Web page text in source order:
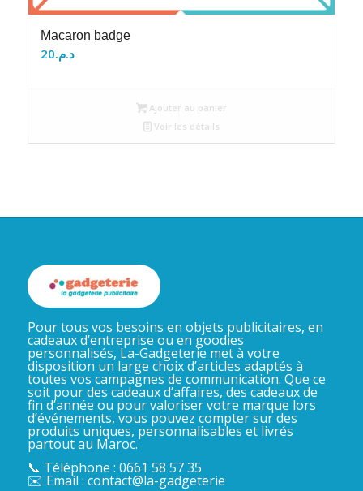
Macaron badge
د.م.20
Ajouter au panier
Voir les détails
Pour tous vos besoins en objets publicitaires, en
cadeaux d’entreprise ou en goodies
personnalisés, La-Gadgeterie met à votre
disposition un large choix d’articles adaptés à
toutes vos campagnes de communication. Que ce
soit pour des cadeaux d’affaires, des cadeaux de
fin d’année ou pour valoriser votre marque lors
d’événements, vous pouvez compter sur des
produits uniques, personnalisables et livrés
partout au Maroc.
📞 Téléphone : 0661 58 57 35
✉️ Email : contact@la-gadgeterie